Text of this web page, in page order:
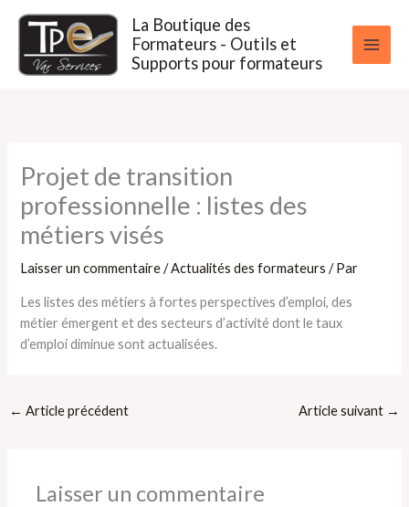
contenu
La Boutique des
Formateurs - Outils et
Supports pour formateurs
Projet de transition
professionnelle : listes des
métiers visés
Laisser un commentaire /Actualités des formateurs / Par
Les listes des métiers à fortes perspectives d’emploi, des
métier émergent et des secteurs d’activité dont le taux
d’emploi diminue sont actualisées.
← Article précédent Article suivant →
Laisser un commentaire